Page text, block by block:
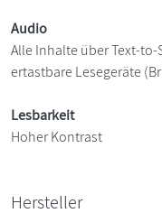
Audio
Alle Inhalte über Text-
ertastbare Lesegeräte
Lesbarkeit
Hoher Kontrast
Hersteller